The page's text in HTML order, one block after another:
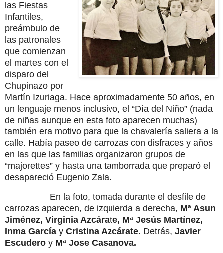
las Fiestas
Infantiles,
preámbulo de
las patronales
que comienzan
el martes con el
disparo del
Chupinazo por
Martín Izuriaga. Hace aproximadamente 50 años, en
un lenguaje menos inclusivo, el “Día del Niño” (nada
de niñas aunque en esta foto aparecen muchas)
también era motivo para que la chavalería saliera a la
calle. Había paseo de carrozas con disfraces y años
en las que las familias organizaron grupos de
“majorettes” y hasta una tamborrada que preparó el
desapareció Eugenio Zala.
En la foto, tomada durante el desfile de
carrozas aparecen, de izquierda a derecha, Mª Asun
Jiménez, Virginia Azcárate, Mª Jesús Martínez,
Inma García y Cristina Azcárate. Detrás, Javier
Escudero y Mª Jose Casanova.